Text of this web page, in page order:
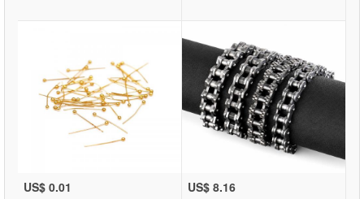
US$ 0.01 US$ 8.16